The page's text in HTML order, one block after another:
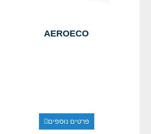
AEROECO
פרטים נוספים